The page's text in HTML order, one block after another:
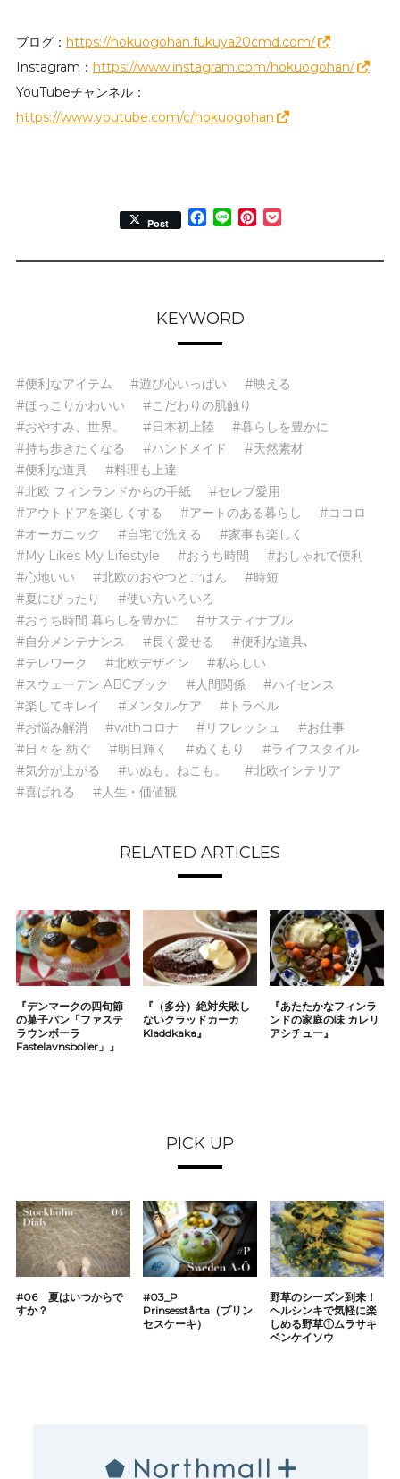
ブログ： https://hokuogohan.fukuya20cmd.com/
Instagram： https://www.instagram.com/hokuogohan/
YouTubeチャンネル：
https://www.youtube.com/c/hokuogohan
Post Facebook
Line Pinterest
KEYWORD
#便利なアイテム #遊び心いっぱい
#映える
#ほっこりかわいい
#こだわりの肌触り
#おやすみ、世界。
#日本初上陸
#暮らしを豊かに
#持ち歩きたくなる
#ハンドメイド
#天然素材
#便利な道具
#料理も上達
#北欧 フィンランドからの手紙
#セレブ愛用
#アウトドアを楽しくする
#アートのある暮らし
#ココロ
#オーガニック
#自宅で洗える
#家事も楽しく
#My Likes My Lifestyle
#おうち時間
#おしゃれで便利
#心地いい
#北欧のおやつとごはん
#時短
#夏にぴったり
#使い方いろいろ
#おうち時間 暮らしを豊かに
#サスティナブル
#自分メンテナンス
#長く愛せる
#便利な道具､
#テレワーク
#北欧デザイン
#私らしい
#スウェーデン ABCブック
#人間関係
#ハイセンス
#楽してキレイ
#メンタルケア
#トラベル
#お悩み解消
#withコロナ #リフレッシュ
#お仕事
#日々を 紡ぐ
#明日輝く #ぬくもり
#ライフスタイル
#気分が上がる
#いぬも、ねこも。
#北欧インテリア
#喜ばれる
#人生・価値観
RELATED ARTICLES
『デンマークの四旬節
の菓子パン「ファステ
ラウンボーラ
Fastelavnsboller」』
『（多分）絶対失敗し
ないクラッドカーカ
Kladdkaka』
『あたたかなフィンラ
ンドの家庭の味 カレリ
アシチュー』
PICK UP
#06 夏はいつからで
すか？
#03_P
Prinsesstårta（プリン
セスケーキ）
野草のシーズン到来！
ヘルシンキで気軽に楽
しめる野草①ムラサキ
ベンケイソウ